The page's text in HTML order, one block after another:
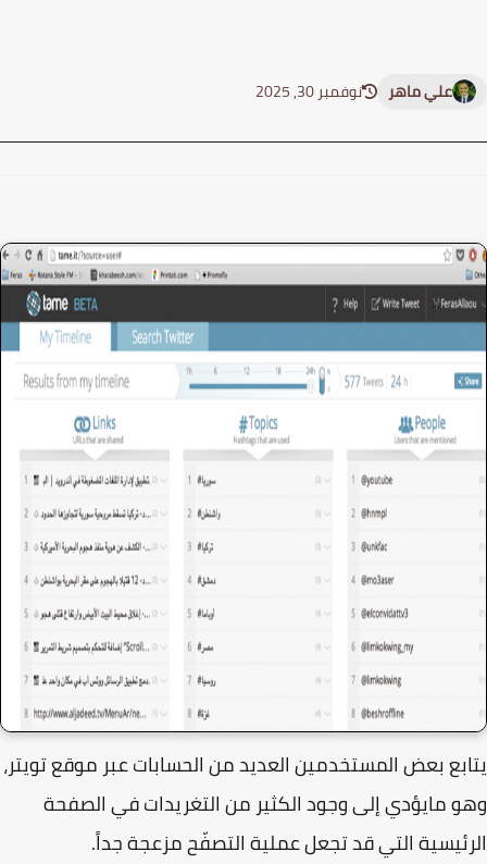
علي ماهر نوفمبر 30, 2025
بعض المستخدمين العديد من الحسابات عبر موقع تويتر،
مايؤدي إلى وجود الكثير من التغريدات في الصفحة
التي قد تجعل عملية التصفّح مزعجة جداً.